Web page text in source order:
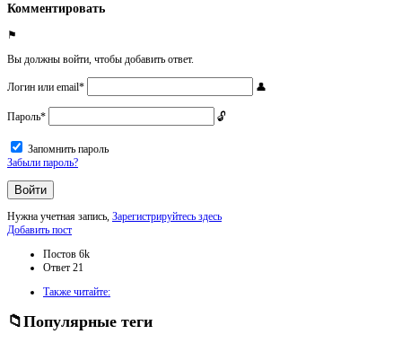
Комментировать
Вы должны войти, чтобы добавить ответ.
Логин или email*
Пароль*
Запомнить пароль
Забыли пароль?
Нужна учетная запись, Зарегистрируйтесь здесь
Боковая
Добавить пост
Статистика
Постов 6k
Ответ 21
Также читайте:
Популярные теги